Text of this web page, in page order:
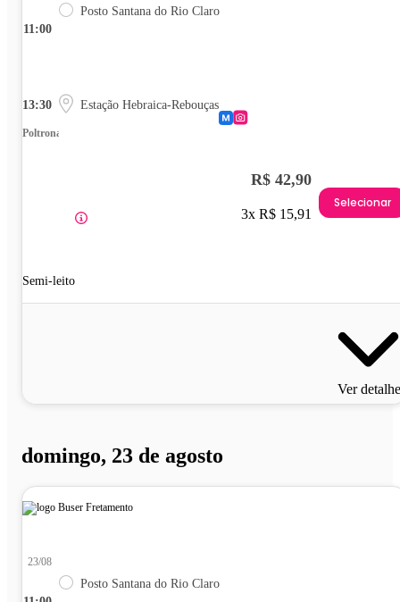
11:00
Posto Santana do Rio Claro
13:30 Estação Hebraica-Rebouças
Poltrona
Semi-leito
R$ 42,90
3x R$ 15,91
Selecionar
Ver
domingo, 23 de agosto
23/08
Posto Santana do Rio Claro